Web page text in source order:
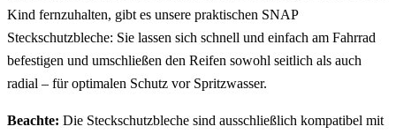
Kind fernzuhalten, gibt es unsere praktischen SNAP
Steckschutzbleche: Sie lassen sich schnell und einfach am Fahrrad
befestigen und umschließen den Reifen sowohl seitlich als auch
radial – für optimalen Schutz vor Spritzwasser.
Beachte: Die Steckschutzbleche sind ausschließlich kompatibel mit